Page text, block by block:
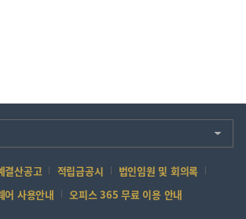
결산공고 적립금공시
법인임원 및 회의록
어 사용안내
오피스 365 무료 이용 안내